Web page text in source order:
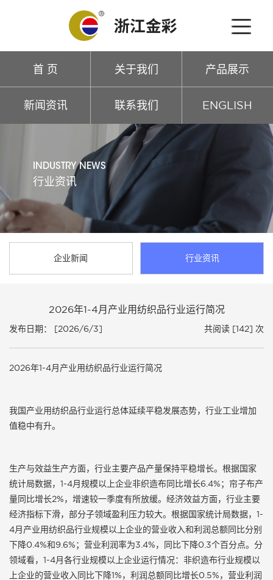
首 页 关于我们 产品展示
新闻资讯 联系我们 ENGLISH
INDUSTRY NEWS
行业资讯
企业新闻 行业资讯
2026年1-4月产业用纺织品行业运行简况
发布日期： [2026/6/3] 共阅读 [142] 次
2026年1-4月产业用纺织品行业运行简况
我国产业用纺织品行业运行总体延续平稳发展态势，行业工业增加
值稳中有升。
生产与效益生产方面，行业主要产品产量保持平稳增长。根据国家
统计局数据，1-4月规模以上企业非织造布同比增长6.4%；帘子布产
量同比增长2%，增速较一季度有所放缓。经济效益方面，行业主要
经济指标下滑，部分子领域盈利压力较大。根据国家统计局数据，1-
4月产业用纺织品行业规模以上企业的营业收入和利润总额同比分别
下降0.4%和9.6%；营业利润率为3.4%，同比下降0.3个百分点。分
领域看，1-4月各行业规模以上企业运行情况：非织造布行业规模以
上企业的营业收入同比下降1%，利润总额同比增长0.5%，营业利润